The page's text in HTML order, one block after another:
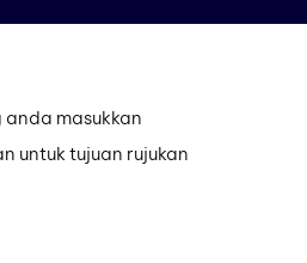
masukkan
untuk tujuan rujukan